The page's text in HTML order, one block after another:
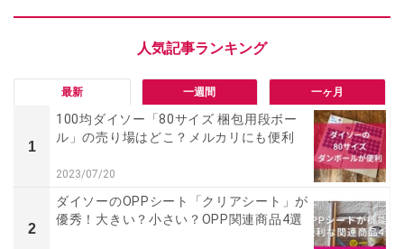
最新 一週間 一ヶ月
1
100均ダイソー「80サイズ 梱包用段ボー
ル」の売り場はどこ？メルカリにも便利
2023/07/20
2
ダイソーのOPPシート「クリアシート」が
優秀！大きい？小さい？OPP関連商品4選